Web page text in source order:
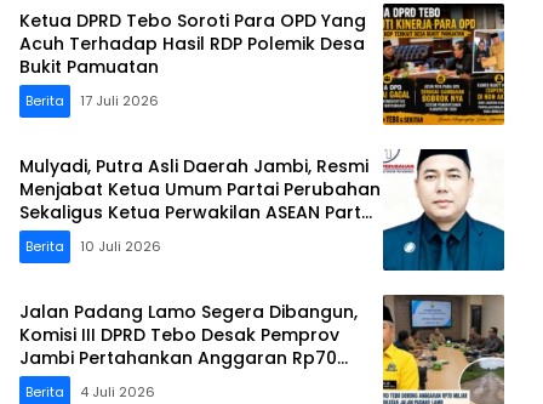
Ketua DPRD Tebo Soroti Para OPD Yang
Acuh Terhadap Hasil RDP Polemik Desa
Bukit Pamuatan
Berita 17 Juli 2026
Mulyadi, Putra Asli Daerah Jambi, Resmi
Menjabat Ketua Umum Partai Perubahan
Sekaligus Ketua Perwakilan ASEAN Partai
Perubahan di Malaysia
Berita 10 Juli 2026
Jalan Padang Lamo Segera Dibangun,
Komisi III DPRD Tebo Desak Pemprov
Jambi Pertahankan Anggaran Rp70
Miliar
Berita 4 Juli 2026